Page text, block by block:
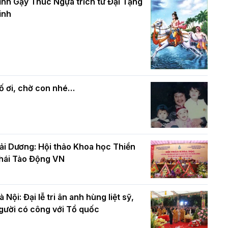
mừng Đại lễ Phật đản PL.2570 –
mùa Phật đản PL.2570
Phật giáo chính tín Phần 7: Luật nhân
quả
ơi, chờ con nhé…
Dương: Hội thảo Khoa học Thiền
Tào Động VN
Nội: Đại lễ tri ân anh hùng liệt sỹ,
có công với Tổ quốc